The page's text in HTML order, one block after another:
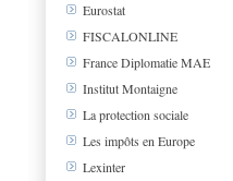
Eurostat
FISCALONLINE
France Diplomatie MAE
Institut Montaigne
La protection sociale
Les impôts en Europe
Lexinter